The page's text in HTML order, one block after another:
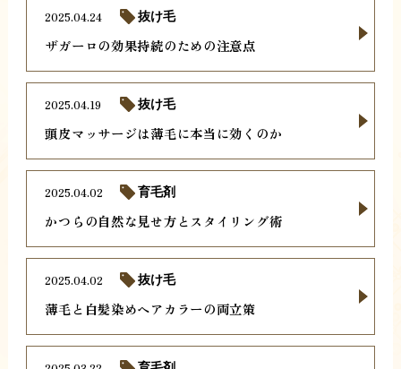
ザガーロの効果持続のための注意点
2025.04.24 抜け毛
頭皮マッサージは薄毛に本当に効くのか
2025.04.19 抜け毛
かつらの自然な見せ方とスタイリング術
2025.04.02 育毛剤
薄毛と白髪染めヘアカラーの両立策
2025.04.02 抜け毛